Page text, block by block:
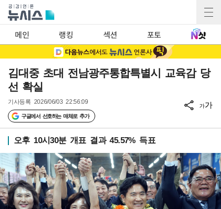
메인 랭킹 섹션 포토
김대중 초대 전남광주통합특별시 교육감 당
선 확실
기사등록 2026/06/03 22:56:09
구글에서 선호하는 매체로 추가
가가
오후 10시30분 개표 결과 45.57% 득표